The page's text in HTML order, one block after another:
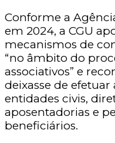
Conforme a
em 2024, a CGU
mecanismos de
“no âmbito do
associativos” e
deixasse de
entidades civis,
aposentadorias e
beneficiários.